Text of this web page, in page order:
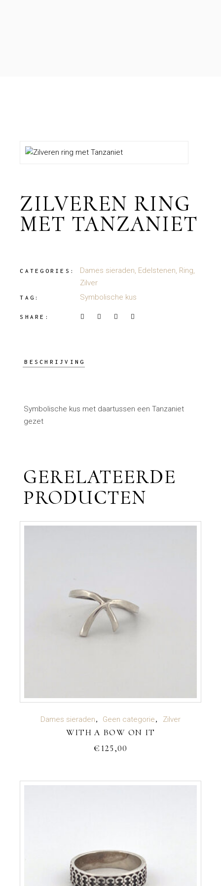
ZILVEREN RING
MET TANZANIET
CATEGORIES: Dames sieraden, Edelstenen, Ring,
Zilver
TAG: Symbolische kus
SHARE:
BESCHRIJVING
Symbolische kus met daartussen een Tanzaniet
gezet
GERELATEERDE
PRODUCTEN
TOEVOEGEN AAN WINKELWAGEN
Dames sieraden Geen categorie Zilver
WITH A BOW ON IT
€ 125,00